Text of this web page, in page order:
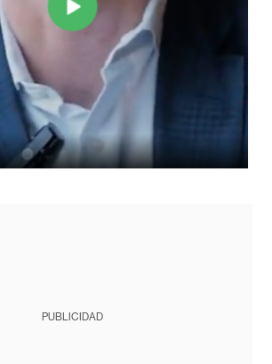
PUBLICIDAD